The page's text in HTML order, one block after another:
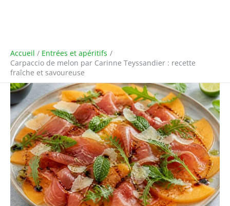
Accueil
Entrées et apéritifs
Carpaccio de melon par Carinne Teyssandier : recette
fraîche et savoureuse